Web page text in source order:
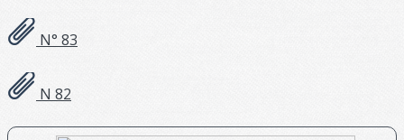
N° 83
N 82